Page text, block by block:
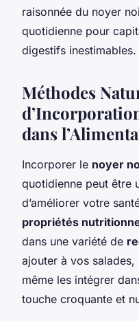
raisonnée du noyer
quotidienne pour
digestifs inestimables.
Méthodes
dans
Incorporer le noyer
quotidienne peut être
d’améliorer votre
propriétés
dans une variété de
ajouter à vos
même les intégrer
touche croquante et